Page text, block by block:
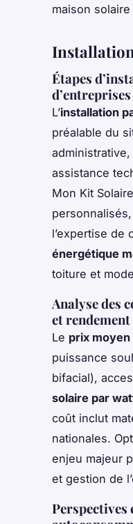
maison
Étapes
L’installation
préalable du
assistance
Mon Kit
l’expertise de
énergétique
toiture et
Analyse des
et rendement
Le prix
puissance
bifacial),
solaire par
coût inclut
nationales.
enjeu majeur
et gestion de